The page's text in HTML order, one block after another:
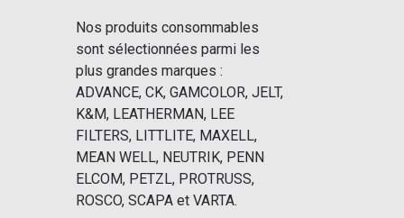
Nos produits consommables
sont sélectionnées parmi les
plus grandes marques :
ADVANCE, CK, GAMCOLOR, JELT,
K&M, LEATHERMAN, LEE
FILTERS, LITTLITE, MAXELL,
MEAN WELL, NEUTRIK, PENN
ELCOM, PETZL, PROTRUSS,
ROSCO, SCAPA et VARTA.